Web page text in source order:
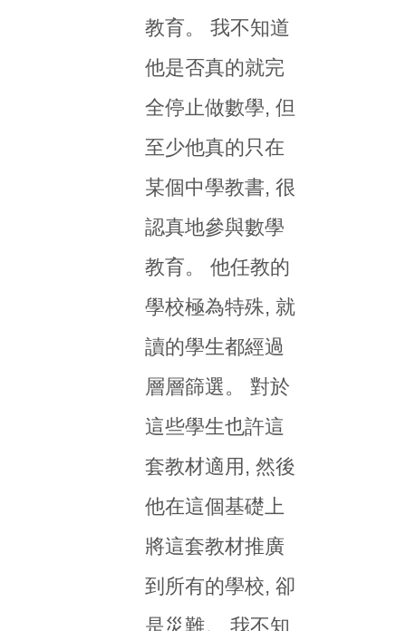
教育。 我不知道
他是否真的就完
全停止做數學, 但
至少他真的只在
某個中學教書, 很
認真地參與數學
教育。 他任教的
學校極為特殊, 就
讀的學生都經過
層層篩選。 對於
這些學生也許這
套教材適用, 然後
他在這個基礎上
將這套教材推廣
到所有的學校, 卻
是災難。 我不知